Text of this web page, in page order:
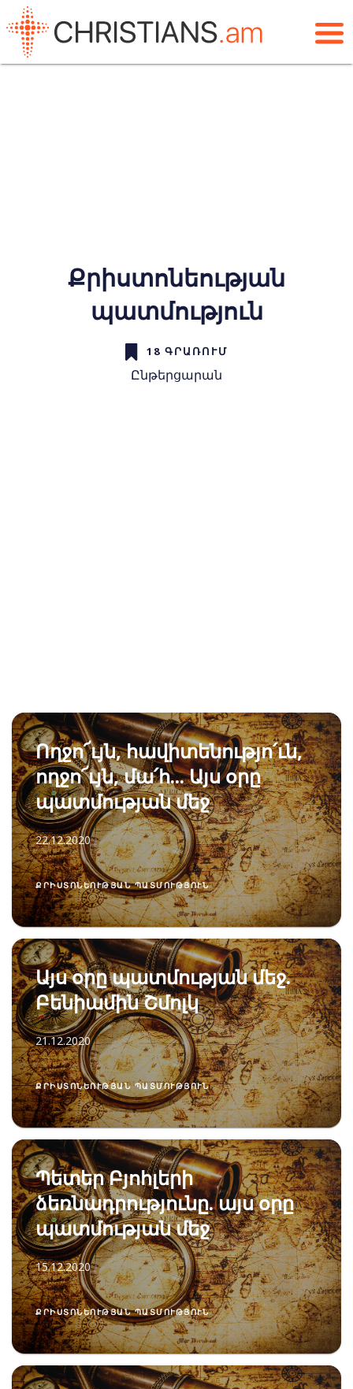
Քրիստոնեության
պատմություն
18 ԳՐԱՌՈՒՄ
Ընթերցարան
Ողջո՜ւյն, հավիտենությո՛ւն,
ողջո՜ւյն, մա՛հ... Այս օրը
պատմության մեջ
22.12.2020
ՔՐԻՍՏՈՆԵՈՒԹՅԱՆ ՊԱՏՄՈՒԹՅՈՒՆ
Այս օրը պատմության մեջ.
Բենիամին Շմոլկ
21.12.2020
ՔՐԻՍՏՈՆԵՈՒԹՅԱՆ ՊԱՏՄՈՒԹՅՈՒՆ
Պետեր Բյոհլերի
ձեռնադրությունը. այս օրը
պատմության մեջ
15.12.2020
ՔՐԻՍՏՈՆԵՈՒԹՅԱՆ ՊԱՏՄՈՒԹՅՈՒՆ